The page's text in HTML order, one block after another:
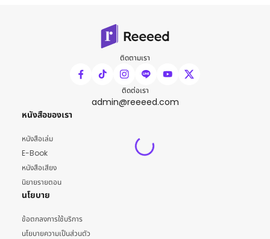
ติดตามเรา
ติดต่อเรา
admin@reeeed.com
หนังสือของเรา
หนังสือเล่ม
E-Book
หนังสือเสียง
นิยายรายตอน
นโยบาย
ข้อตกลงการใช้บริการ
นโยบายความเป็นส่วนตัว